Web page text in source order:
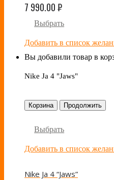
7 990.00₽
Выбрать
Добавить в список
Вы добавили товар в
Nike Ja 4 "Jaws"
Корзина Продолжить
Выбрать
Добавить в список
Nike Ja 4 “Jaws”